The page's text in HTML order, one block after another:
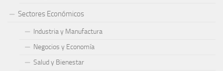
Sectores Económicos
Industria y Manufactura
Negocios y Economía
Salud y Bienestar